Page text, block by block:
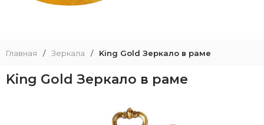
Главная / Зеркала / King Gold Зеркало в раме
King Gold Зеркало в раме